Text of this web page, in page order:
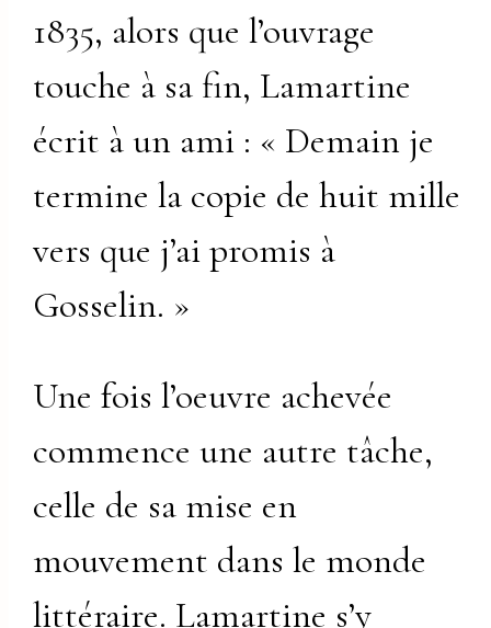
1835, alors que l’ouvrage
touche à sa fin, Lamartine
écrit à un ami : « Demain je
termine la copie de huit mille
vers que j’ai promis à
Gosselin. »
Une fois l’oeuvre achevée
commence une autre tâche,
celle de sa mise en
mouvement dans le monde
littéraire. Lamartine s’y